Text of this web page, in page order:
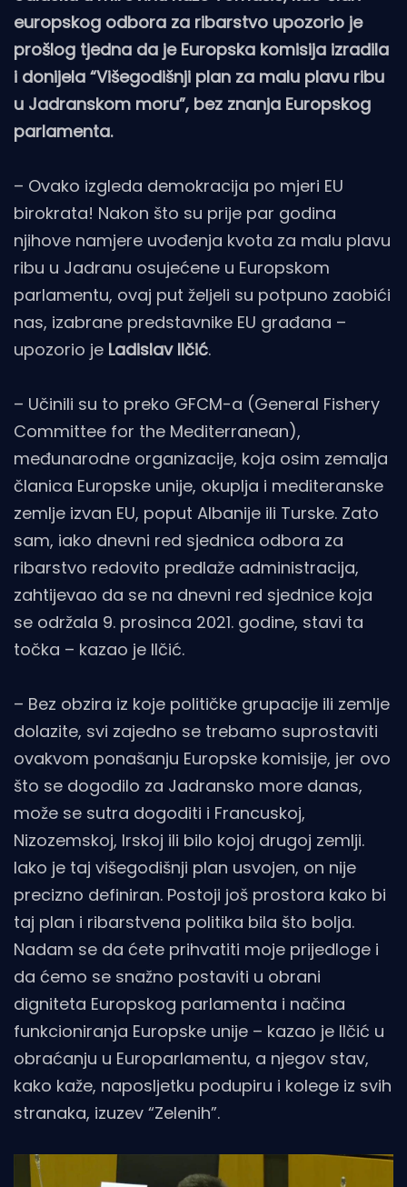
europskog odbora za ribarstvo upozorio je
prošlog tjedna da je Europska komisija izradila
i donijela “Višegodišnji plan za malu plavu ribu
u Jadranskom moru”, bez znanja Europskog
parlamenta.
– Ovako izgleda demokracija po mjeri EU
birokrata! Nakon što su prije par godina
njihove namjere uvođenja kvota za malu plavu
ribu u Jadranu osujećene u Europskom
parlamentu, ovaj put željeli su potpuno zaobići
nas, izabrane predstavnike EU građana –
upozorio je Ladislav Ilčić.
– Učinili su to preko GFCM-a (General Fishery
Committee for the Mediterranean),
međunarodne organizacije, koja osim zemalja
članica Europske unije, okuplja i mediteranske
zemlje izvan EU, poput Albanije ili Turske. Zato
sam, iako dnevni red sjednica odbora za
ribarstvo redovito predlaže administracija,
zahtijevao da se na dnevni red sjednice koja
se održala 9. prosinca 2021. godine, stavi ta
točka – kazao je Ilčić.
– Bez obzira iz koje političke grupacije ili zemlje
dolazite, svi zajedno se trebamo suprostaviti
ovakvom ponašanju Europske komisije, jer ovo
što se dogodilo za Jadransko more danas,
može se sutra dogoditi i Francuskoj,
Nizozemskoj, Irskoj ili bilo kojoj drugoj zemlji.
Iako je taj višegodišnji plan usvojen, on nije
precizno definiran. Postoji još prostora kako bi
taj plan i ribarstvena politika bila što bolja.
Nadam se da ćete prihvatiti moje prijedloge i
da ćemo se snažno postaviti u obrani
digniteta Europskog parlamenta i načina
funkcioniranja Europske unije – kazao je Ilčić u
obraćanju u Europarlamentu, a njegov stav,
kako kaže, naposljetku podupiru i kolege iz svih
stranaka, izuzev “Zelenih”.